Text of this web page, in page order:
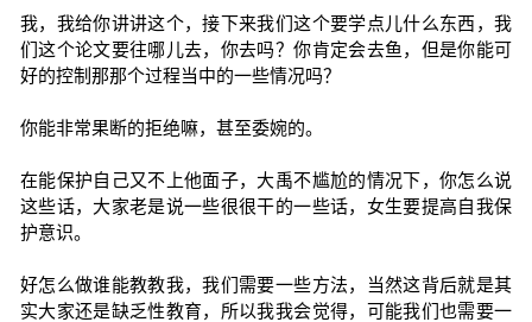
我，我给你讲讲这个，接下来我们这个要学点儿什么东西，我
们这个论文要往哪儿去，你去吗？你肯定会去鱼，但是你能可
好的控制那那个过程当中的一些情况吗？
你能非常果断的拒绝嘛，甚至委婉的。
在能保护自己又不上他面子，大禹不尴尬的情况下，你怎么说
这些话，大家老是说一些很很干的一些话，女生要提高自我保
护意识。
好怎么做谁能教教我，我们需要一些方法，当然这背后就是其
实大家还是缺乏性教育，所以我我会觉得，可能我们也需要一